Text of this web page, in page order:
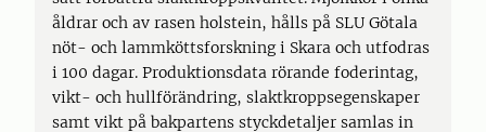
åldrar och av rasen holstein, hålls på SLU Götala
nöt- och lammköttsforskning i Skara och utfodras
i 100 dagar. Produktionsdata rörande foderintag,
vikt- och hullförändring, slaktkroppsegenskaper
samt vikt på bakpartens styckdetaljer samlas in